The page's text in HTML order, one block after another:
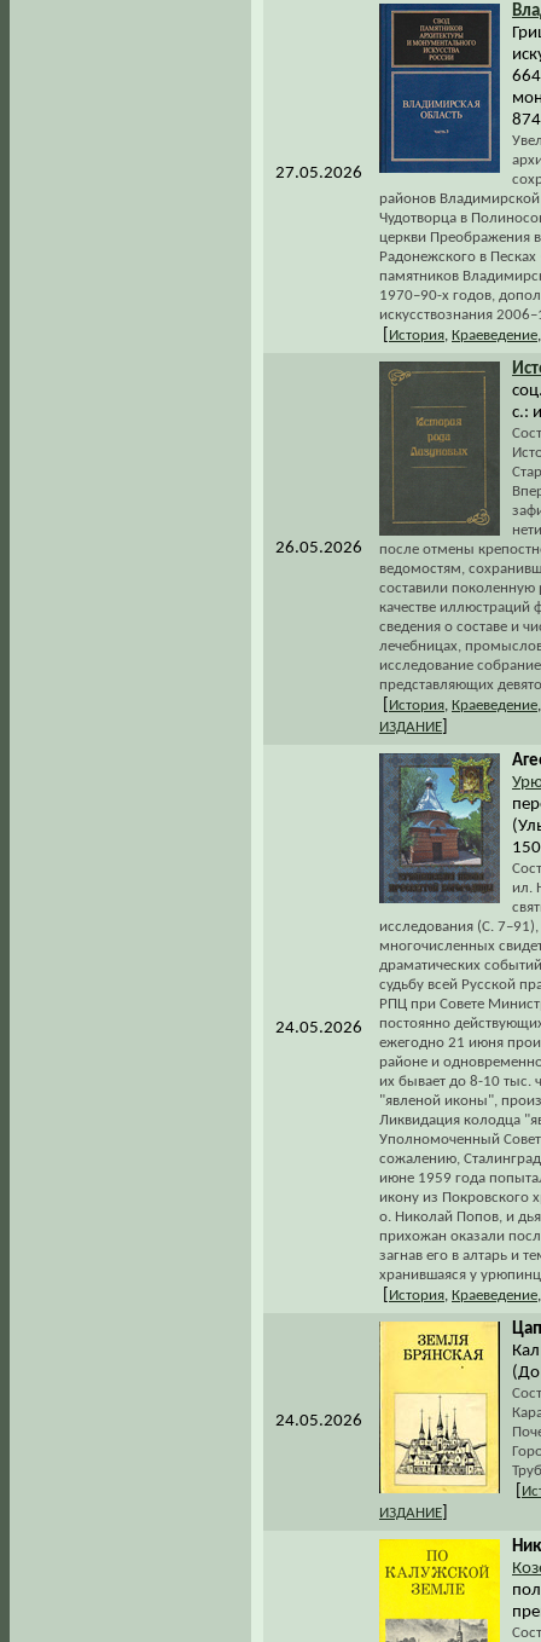
27.05.2026
районов
Чудотворца в
церкви Преображения
Радонежского в
памятников
1970–90-х годов,
искусствознания
История Краеведение
26.05.2026
с.:
после отмены
ведомостям,
составили поколенную
качестве иллюстраций
сведения о составе и
лечебницах,
исследование
представляющих
История Краеведение
ИЗДАНИЕ
24.05.2026
ил.
исследования (С.
многочисленных
драматических
судьбу всей Русской
РПЦ при Совете
постоянно
ежегодно 21 июня
районе и
их бывает до 8-10 тыс.
"явленой иконы",
Ликвидация колодца
Уполномоченный
сожалению,
июне 1959 года
икону из Покровского
о. Николай Попов, и
прихожан оказали
загнав его в алтарь и
хранившаяся у
История Краеведение
24.05.2026
ИЗДАНИЕ